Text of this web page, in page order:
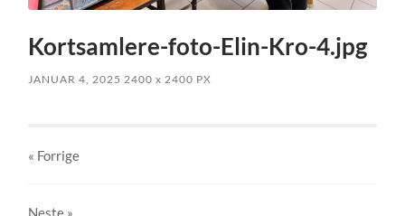
Kortsamlere-foto-Elin-Kro-4.jpg
JANUAR 4, 2025 2400x 2400 PX
« Forrige
Neste »